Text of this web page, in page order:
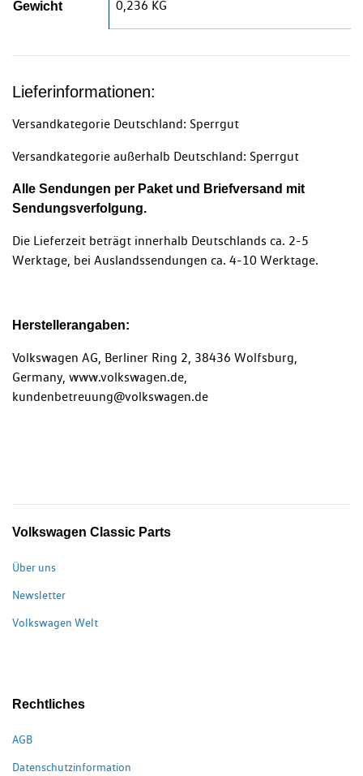
Gewicht 0,236 KG
Lieferinformationen:
Versandkategorie Deutschland: Sperrgut
Versandkategorie außerhalb Deutschland: Sperrgut
Alle Sendungen per Paket und Briefversand mit
Sendungsverfolgung.
Die Lieferzeit beträgt innerhalb Deutschlands ca. 2-5
Werktage, bei Auslandssendungen ca. 4-10 Werktage.
Herstellerangaben:
Volkswagen AG, Berliner Ring 2, 38436 Wolfsburg,
Germany, www.volkswagen.de,
kundenbetreuung@volkswagen.de
Volkswagen Classic Parts
Über uns
Newsletter
Volkswagen Welt
Rechtliches
AGB
Datenschutzinformation